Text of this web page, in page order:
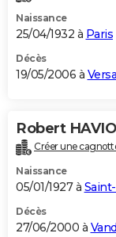
Naissance
25/04/1932 à Paris
Décès
19/05/2006 à
Robert
Créer une
Naissance
05/01/1927 à
Décès
27/06/2000 à